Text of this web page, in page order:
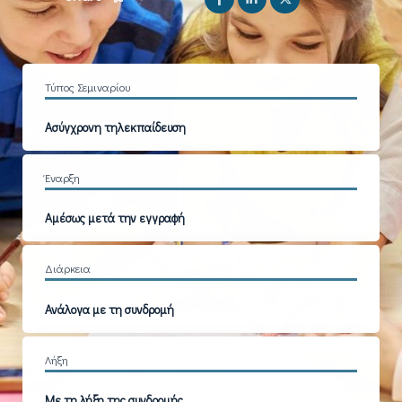
Τύπος Σεμιναρίου
Ασύγχρονη τηλεκπαίδευση
Έναρξη
Αμέσως μετά την εγγραφή
Διάρκεια
Ανάλογα με τη συνδρομή
Λήξη